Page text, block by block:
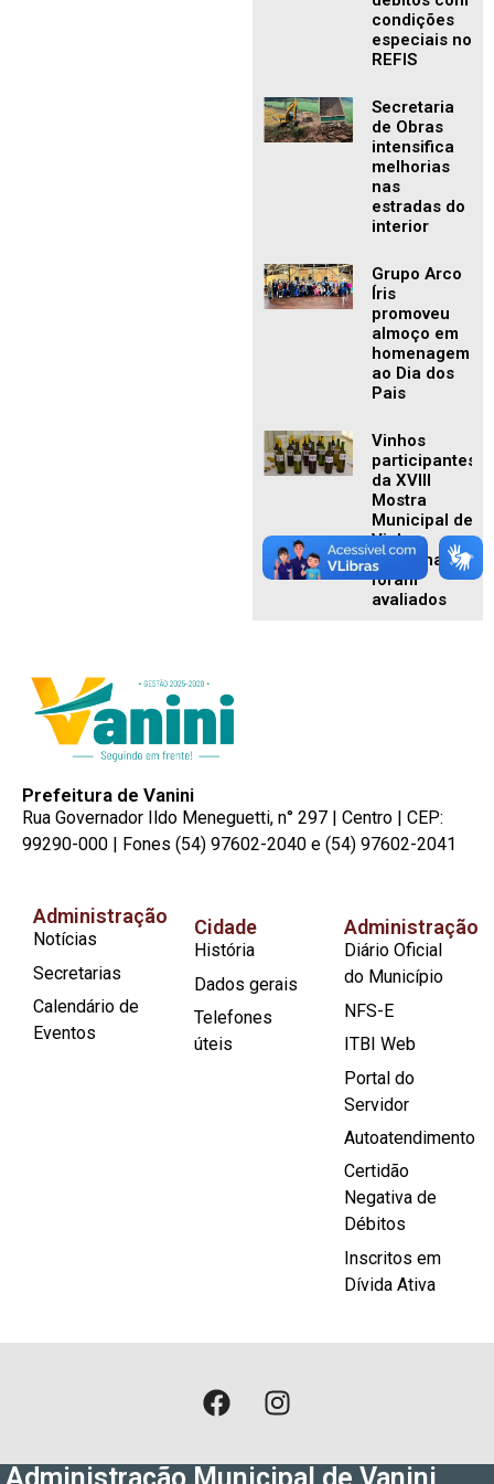
condições
especiais no
REFIS
Secretaria
de Obras
intensifica
melhorias
nas
estradas do
interior
Grupo Arco
Íris
promoveu
almoço em
homenagem
ao Dia dos
Pais
Vinhos
participantes
da XVIII
Mostra
Municipal de
Vinhos
Artesanais
foram
avaliados
Prefeitura de Vanini
Rua Governador Ildo Meneguetti, n° 297 | Centro | CEP:
99290-000 | Fones (54) 97602-2040 e (54) 97602-2041
Administração
Notícias
Secretarias
Calendário de
Eventos
Cidade
História
Dados gerais
Telefones
úteis
Administração
Diário Oficial
do Município
NFS-E
ITBI Web
Portal do
Servidor
Autoatendimento
Certidão
Negativa de
Débitos
Inscritos em
Dívida Ativa
Administração Municipal de Vanini,